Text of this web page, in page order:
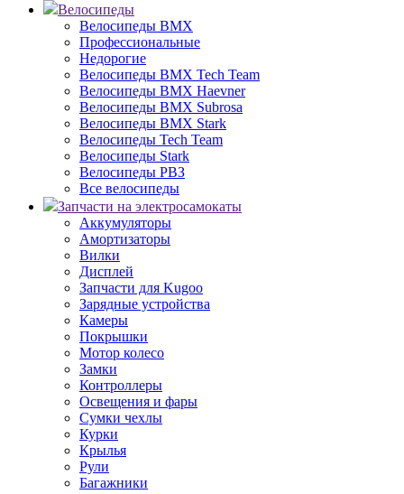
Велосипеды
Велосипеды BMX
Профессиональные
Недорогие
Велосипеды BMX Tech Team
Велосипеды BMX Haevner
Велосипеды BMX Subrosa
Велосипеды BMX Stark
Велосипеды Tech Team
Велосипеды Stark
Велосипеды РВЗ
Все велосипеды
Запчасти на электросамокаты
Аккумуляторы
Амортизаторы
Вилки
Дисплей
Запчасти для Kugoo
Зарядные устройства
Камеры
Покрышки
Мотор колесо
Замки
Контроллеры
Освещения и фары
Сумки чехлы
Курки
Крылья
Рули
Багажники